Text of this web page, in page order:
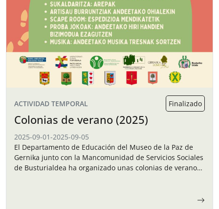
ACTIVIDAD TEMPORAL Finalizado
Colonias de verano (2025)
2025-09-01-2025-09-05
El Departamento de Educación del Museo de la Paz de
Gernika junto con la Mancomunidad de Servicios Sociales
de Busturialdea ha organizado unas colonias de verano